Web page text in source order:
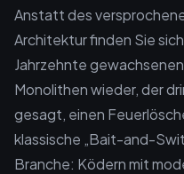
Anstatt des
Architektur finden Sie
Jahrzehnte
Monolithen wieder, der
gesagt, einen
klassische „Bait-and-
Branche: Ködern mit